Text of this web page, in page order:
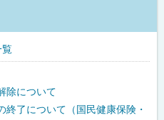
覧
除について
了について（国民健康保険・